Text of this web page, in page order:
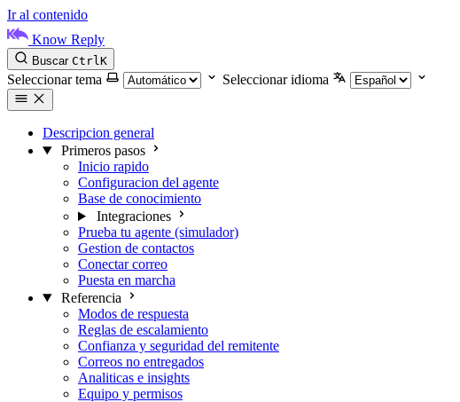
Ir al contenido
Know Reply
Buscar CtrlK
Seleccionar tema Seleccionar idioma
Descripcion general
Primeros pasos
Inicio rapido
Configuracion del agente
Base de conocimiento
Integraciones
Prueba tu agente (simulador)
Gestion de contactos
Conectar correo
Puesta en marcha
Referencia
Modos de respuesta
Reglas de escalamiento
Confianza y seguridad del remitente
Correos no entregados
Analiticas e insights
Equipo y permisos